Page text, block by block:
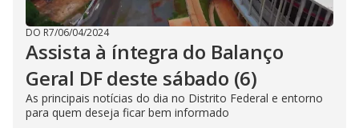
DO R7/06/04/2024
Assista à íntegra do Balanço
Geral DF deste sábado (6)
As principais notícias do dia no Distrito Federal e entorno
para quem deseja ficar bem informado